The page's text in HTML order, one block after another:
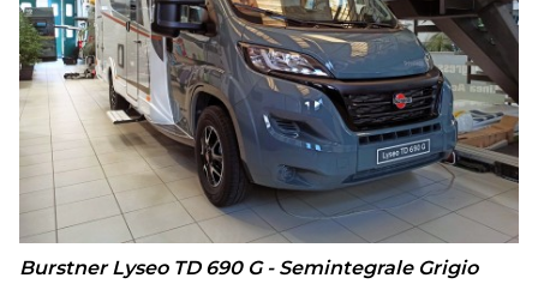
Burstner Lyseo TD 690 G - Semintegrale Grigio